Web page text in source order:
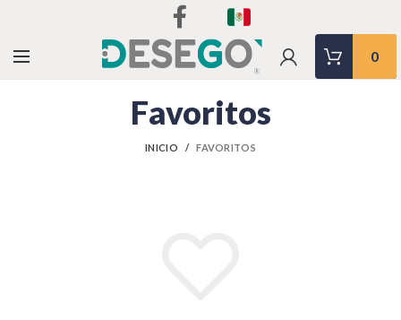
0
Favoritos
INICIO FAVORITOS